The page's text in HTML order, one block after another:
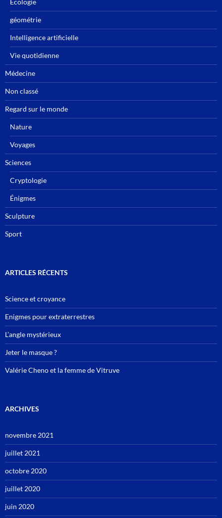
Ecologie
géométrie
Intelligence artificielle
Vie quotidienne
Médecine
Non classé
Regard sur le monde
Nature
Voyages
Sciences
Cryptologie
Énigmes
Sculpture
Sport
ARTICLES RÉCENTS
Science et croyance
Enigmes pour extraterrestres
L’angle mystérieux
Jeter le masque ?
Valérie Cheno et la femme de Vitruve
ARCHIVES
novembre 2021
juillet 2021
octobre 2020
juillet 2020
juin 2020